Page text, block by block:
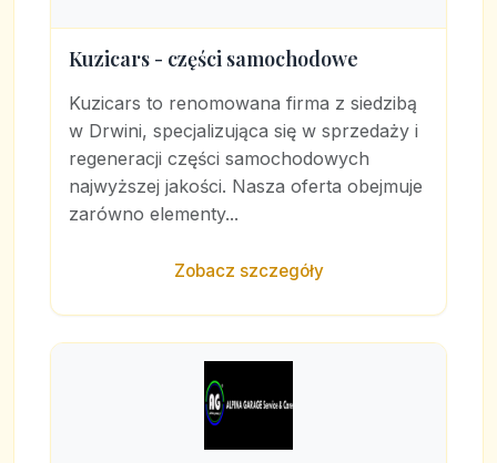
Kuzicars - części samochodowe
Kuzicars to renomowana firma z siedzibą
w Drwini, specjalizująca się w sprzedaży i
regeneracji części samochodowych
najwyższej jakości. Nasza oferta obejmuje
zarówno elementy...
Zobacz szczegóły